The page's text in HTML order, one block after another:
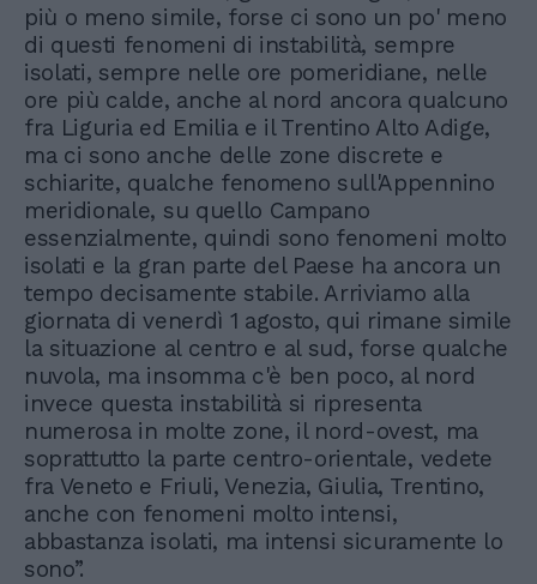
più o meno simile, forse ci sono un po' meno
di questi fenomeni di instabilità, sempre
isolati, sempre nelle ore pomeridiane, nelle
ore più calde, anche al nord ancora qualcuno
fra Liguria ed Emilia e il Trentino Alto Adige,
ma ci sono anche delle zone discrete e
schiarite, qualche fenomeno sull'Appennino
meridionale, su quello Campano
essenzialmente, quindi sono fenomeni molto
isolati e la gran parte del Paese ha ancora un
tempo decisamente stabile. Arriviamo alla
giornata di venerdì 1 agosto, qui rimane simile
la situazione al centro e al sud, forse qualche
nuvola, ma insomma c'è ben poco, al nord
invece questa instabilità si ripresenta
numerosa in molte zone, il nord-ovest, ma
soprattutto la parte centro-orientale, vedete
fra Veneto e Friuli, Venezia, Giulia, Trentino,
anche con fenomeni molto intensi,
abbastanza isolati, ma intensi sicuramente lo
sono”.